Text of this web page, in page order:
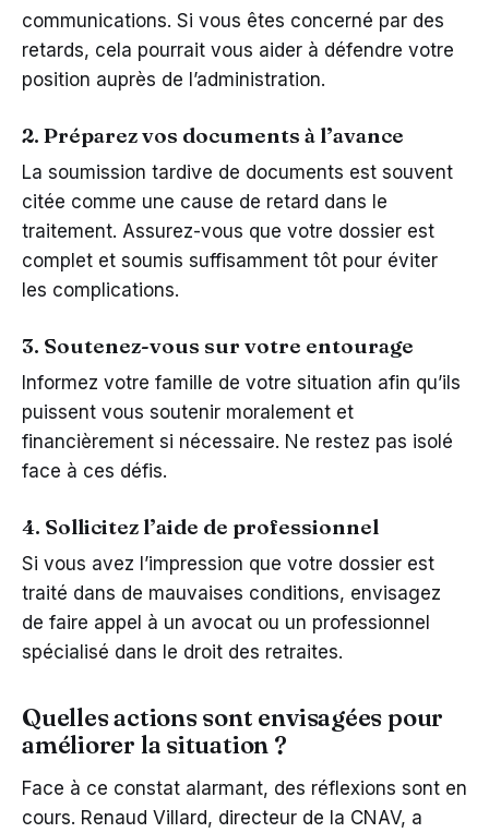
communications. Si vous êtes concerné par des
retards, cela pourrait vous aider à défendre votre
position auprès de l’administration.
2. Préparez vos documents à l’avance
La soumission tardive de documents est souvent
citée comme une cause de retard dans le
traitement. Assurez-vous que votre dossier est
complet et soumis suffisamment tôt pour éviter
les complications.
3. Soutenez-vous sur votre entourage
Informez votre famille de votre situation afin qu’ils
puissent vous soutenir moralement et
financièrement si nécessaire. Ne restez pas isolé
face à ces défis.
4. Sollicitez l’aide de professionnel
Si vous avez l’impression que votre dossier est
traité dans de mauvaises conditions, envisagez
de faire appel à un avocat ou un professionnel
spécialisé dans le droit des retraites.
Quelles actions sont envisagées pour
améliorer la situation ?
Face à ce constat alarmant, des réflexions sont en
cours. Renaud Villard, directeur de la CNAV, a